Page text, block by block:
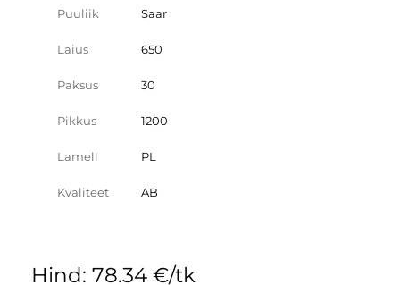
Puuliik Saar
Laius 650
Paksus 30
Pikkus 1200
Lamell PL
Kvaliteet AB
Hind: 78.34 €/tk